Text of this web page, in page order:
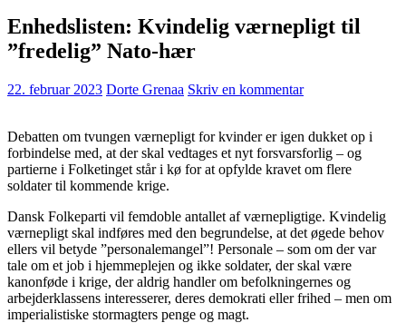
Enhedslisten: Kvindelig værnepligt til
”fredelig” Nato-hær
22. februar 2023 Dorte Grenaa Skriv en kommentar
Debatten om tvungen værnepligt for kvinder er igen dukket op i
forbindelse med, at der skal vedtages et nyt forsvarsforlig – og
partierne i Folketinget står i kø for at opfylde kravet om flere
soldater til kommende krige.
Dansk Folkeparti vil femdoble antallet af værnepligtige. Kvindelig
værnepligt skal indføres med den begrundelse, at det øgede behov
ellers vil betyde ”personalemangel”! Personale – som om der var
tale om et job i hjemmeplejen og ikke soldater, der skal være
kanonføde i krige, der aldrig handler om befolkningernes og
arbejderklassens interesserer, deres demokrati eller frihed – men om
imperialistiske stormagters penge og magt.